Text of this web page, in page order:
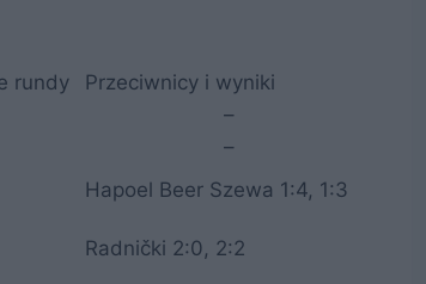
rundy
Przeciwnicy i wyniki
–
–
Hapoel Beer Szewa 1:4, 1:3
Radnički 2:0, 2:2